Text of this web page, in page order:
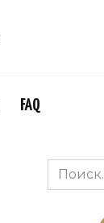
FAQ
Search
for: